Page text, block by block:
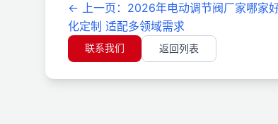
← 上一页 ： 2026年电动调节阀厂家哪家
化定制 适配多领域需求
联系我们 返回列表